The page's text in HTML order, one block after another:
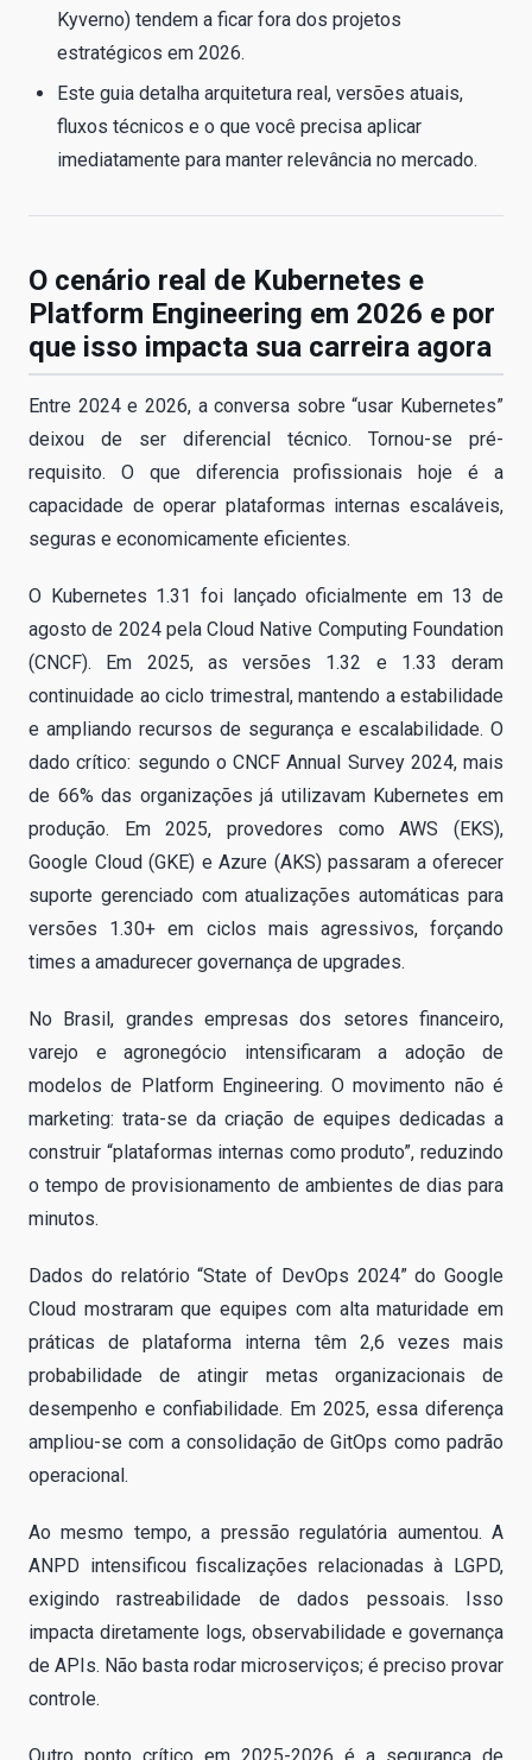
Kyverno) tendem a ficar fora dos projetos
estratégicos em 2026.
Este guia detalha arquitetura real, versões atuais,
fluxos técnicos e o que você precisa aplicar
imediatamente para manter relevância no mercado.
O cenário real de Kubernetes e
Platform Engineering em 2026 e por
que isso impacta sua carreira agora
Entre 2024 e 2026, a conversa sobre “usar Kubernetes”
deixou de ser diferencial técnico. Tornou-se pré-
requisito. O que diferencia profissionais hoje é a
capacidade de operar plataformas internas escaláveis,
seguras e economicamente eficientes.
O Kubernetes 1.31 foi lançado oficialmente em 13 de
agosto de 2024 pela Cloud Native Computing Foundation
(CNCF). Em 2025, as versões 1.32 e 1.33 deram
continuidade ao ciclo trimestral, mantendo a estabilidade
e ampliando recursos de segurança e escalabilidade. O
dado crítico: segundo o CNCF Annual Survey 2024, mais
de 66% das organizações já utilizavam Kubernetes em
produção. Em 2025, provedores como AWS (EKS),
Google Cloud (GKE) e Azure (AKS) passaram a oferecer
suporte gerenciado com atualizações automáticas para
versões 1.30+ em ciclos mais agressivos, forçando
times a amadurecer governança de upgrades.
No Brasil, grandes empresas dos setores financeiro,
varejo e agronegócio intensificaram a adoção de
modelos de Platform Engineering. O movimento não é
marketing: trata-se da criação de equipes dedicadas a
construir “plataformas internas como produto”, reduzindo
o tempo de provisionamento de ambientes de dias para
minutos.
Dados do relatório “State of DevOps 2024” do Google
Cloud mostraram que equipes com alta maturidade em
práticas de plataforma interna têm 2,6 vezes mais
probabilidade de atingir metas organizacionais de
desempenho e confiabilidade. Em 2025, essa diferença
ampliou-se com a consolidação de GitOps como padrão
operacional.
Ao mesmo tempo, a pressão regulatória aumentou. A
ANPD intensificou fiscalizações relacionadas à LGPD,
exigindo rastreabilidade de dados pessoais. Isso
impacta diretamente logs, observabilidade e governança
de APIs. Não basta rodar microserviços; é preciso provar
controle.